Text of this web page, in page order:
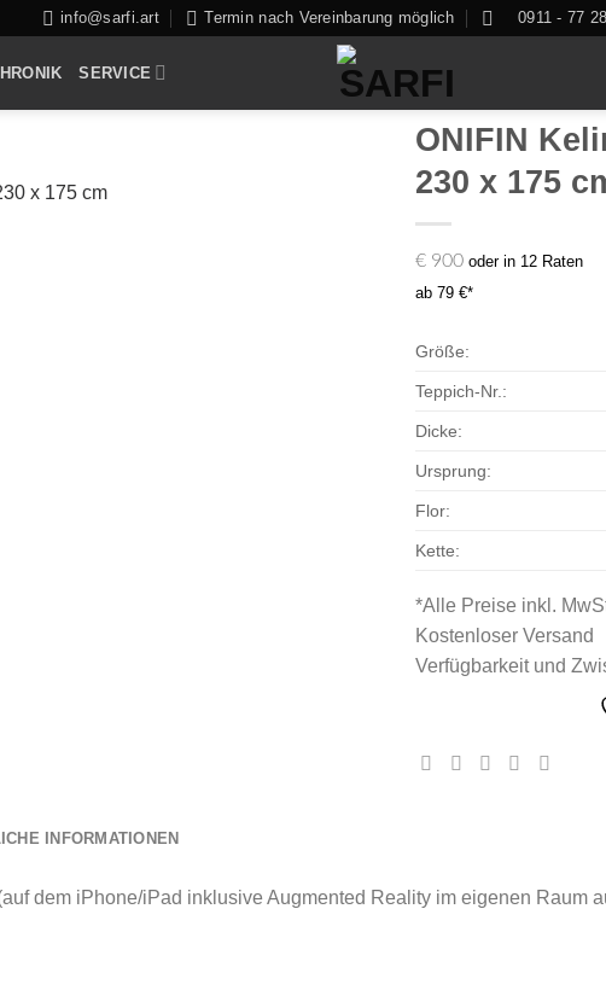
info@sarfi.art Termin nach Vereinbarung möglich 0911 - 77
SERVICE
ONIFIN
230 x 175
€ 900 oder in 12 Raten
ab 79 €*
Größe:
Teppich-Nr.:
Dicke:
Ursprung:
Flor:
Kette:
*Alle Preise inkl.
Kostenloser Versand
Verfügbarkeit und
INFORMATIONEN
dem iPhone/iPad inklusive Augmented Reality im eigenen Raum